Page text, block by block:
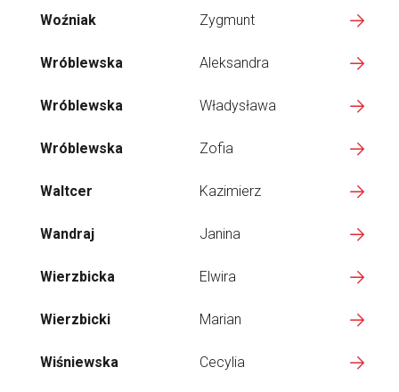
Woźniak Zygmunt
Wróblewska Aleksandra
Wróblewska Władysława
Wróblewska Zofia
Waltcer Kazimierz
Wandraj Janina
Wierzbicka Elwira
Wierzbicki Marian
Wiśniewska Cecylia